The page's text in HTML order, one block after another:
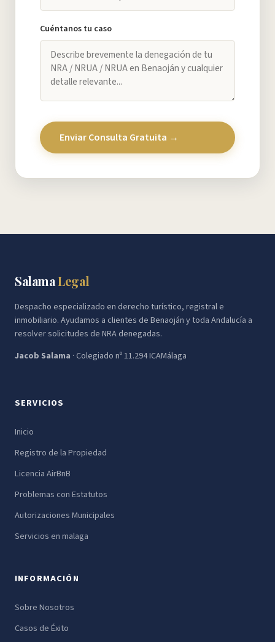
Cuéntanos tu caso
Enviar Consulta Gratuita →
SalamaLegal
Despacho especializado en derecho turístico, registral e
inmobiliario. Ayudamos a clientes de Benaoján y toda Andalucía a
resolver solicitudes de NRA denegadas.
Jacob Salama · Colegiado nº 11.294 ICAMálaga
SERVICIOS
Inicio
Registro de la Propiedad
Licencia AirBnB
Problemas con Estatutos
Autorizaciones Municipales
Servicios en malaga
INFORMACIÓN
Sobre Nosotros
Casos de Éxito